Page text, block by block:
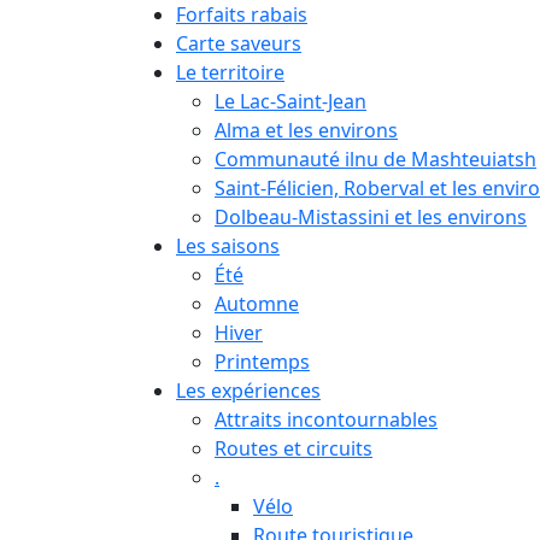
Forfaits rabais
Carte saveurs
Le territoire
Le Lac-Saint-Jean
Alma et les environs
Communauté ilnu de Mashteuiatsh
Saint-Félicien, Roberval et les
Dolbeau-Mistassini et les environs
Les saisons
Été
Automne
Hiver
Printemps
Les expériences
Attraits incontournables
Routes et circuits
.
Vélo